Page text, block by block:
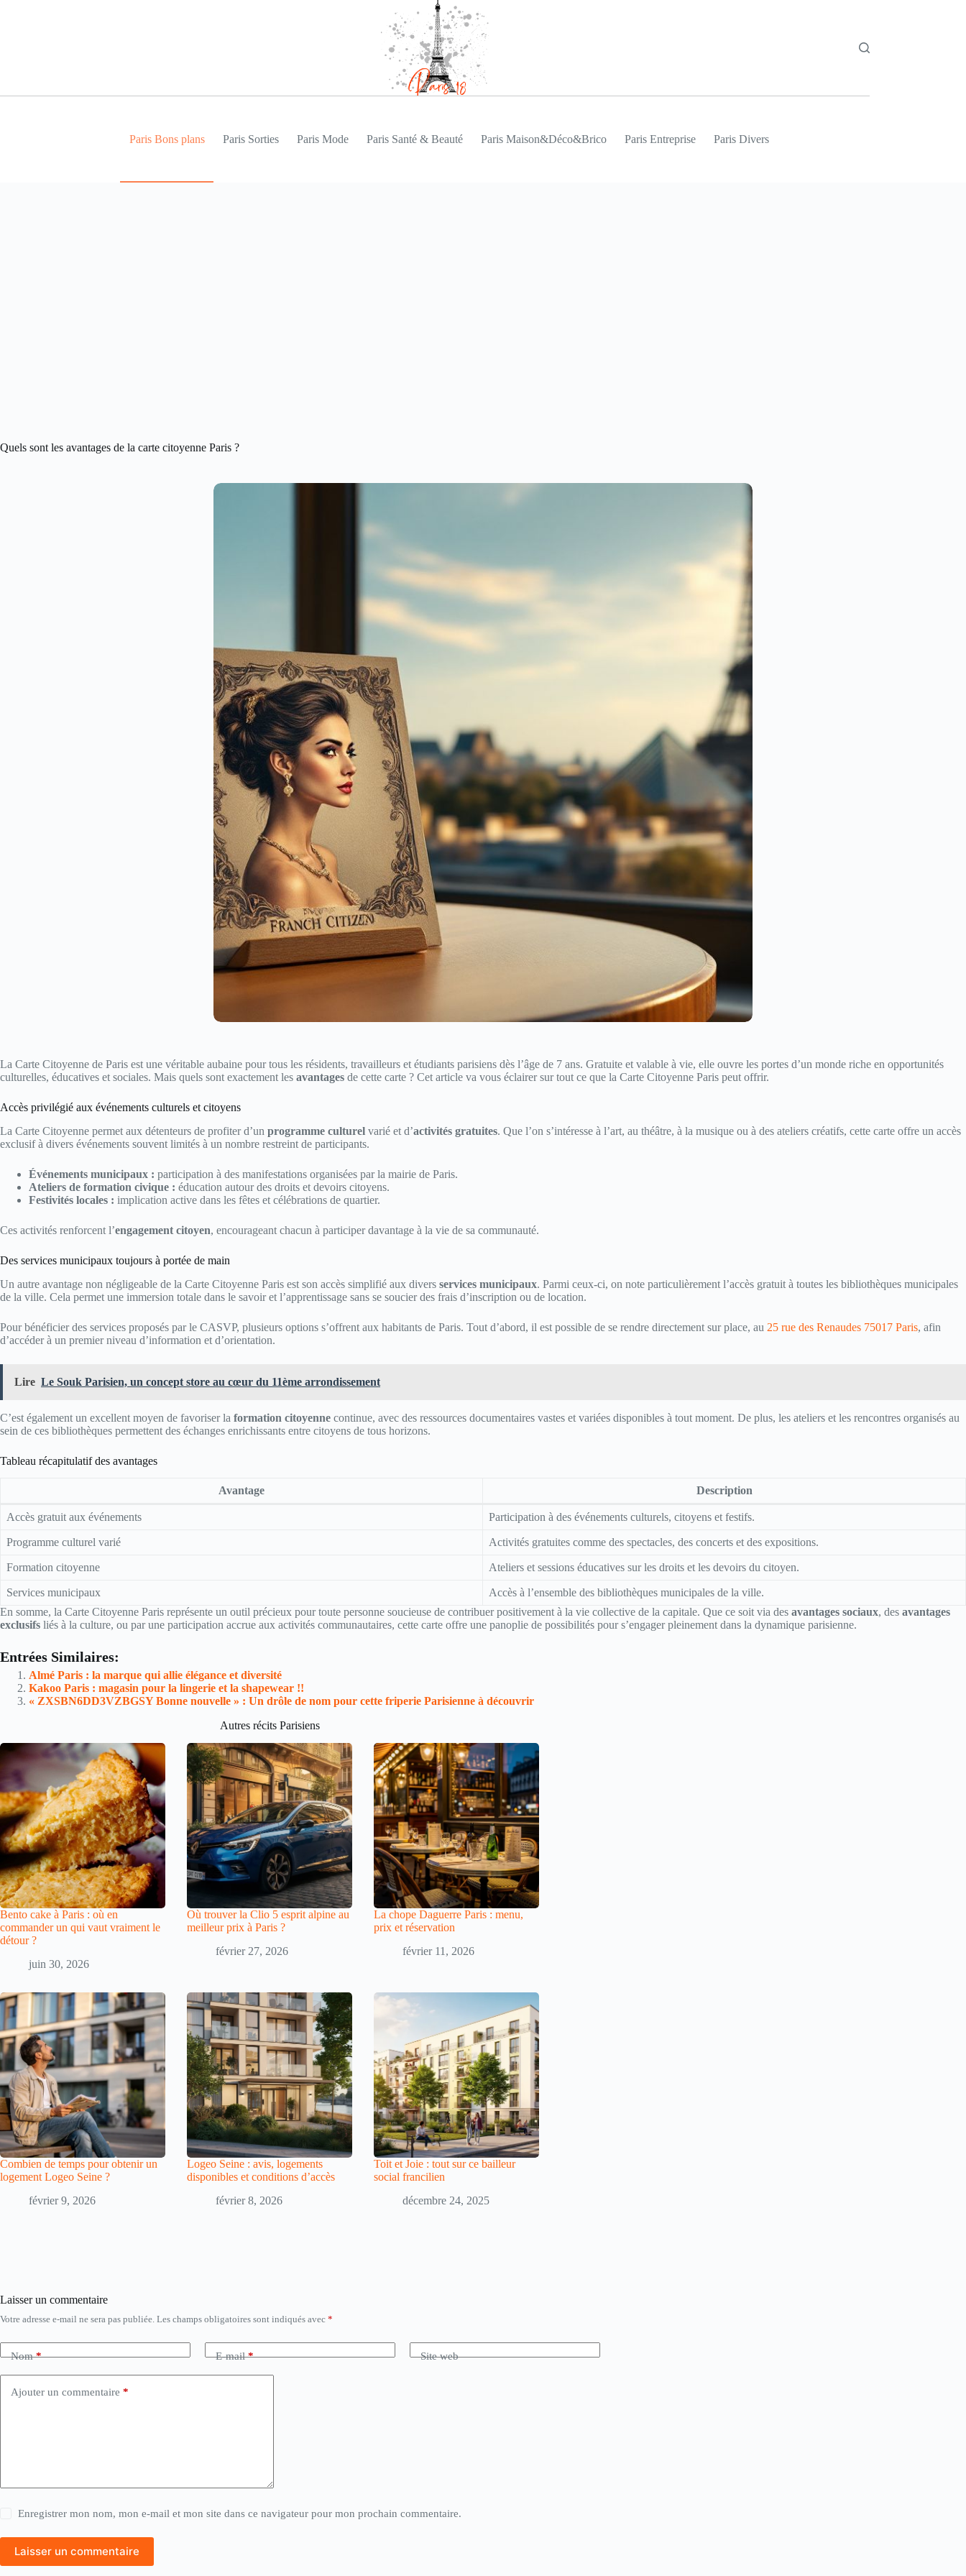
Paris Bons plans Paris Sorties Paris Mode Paris Santé & Beauté Paris Maison&Déco&Brico Paris Entreprise Paris Divers
Quels sont les avantages de la carte citoyenne Paris ?
La Carte Citoyenne de Paris est une véritable aubaine pour tous les résidents, travailleurs et étudiants parisiens dès l’âge de 7 ans. Gratuite et valable à vie, elle ouvre les portes d’un monde riche en opportunités
culturelles, éducatives et sociales. Mais quels sont exactement les avantages de cette carte ? Cet article va vous éclairer sur tout ce que la Carte Citoyenne Paris peut offrir.
Accès privilégié aux événements culturels et citoyens
La Carte Citoyenne permet aux détenteurs de profiter d’un programme culturel varié et d’activités gratuites. Que l’on s’intéresse à l’art, au théâtre, à la musique ou à des ateliers créatifs, cette carte offre un accès
exclusif à divers événements souvent limités à un nombre restreint de participants.
Événements municipaux : participation à des manifestations organisées par la mairie de Paris.
Ateliers de formation civique : éducation autour des droits et devoirs citoyens.
Festivités locales : implication active dans les fêtes et célébrations de quartier.
Ces activités renforcent l’engagement citoyen, encourageant chacun à participer davantage à la vie de sa communauté.
Des services municipaux toujours à portée de main
Un autre avantage non négligeable de la Carte Citoyenne Paris est son accès simplifié aux divers services municipaux. Parmi ceux-ci, on note particulièrement l’accès gratuit à toutes les bibliothèques municipales
de la ville. Cela permet une immersion totale dans le savoir et l’apprentissage sans se soucier des frais d’inscription ou de location.
Pour bénéficier des services proposés par le CASVP, plusieurs options s’offrent aux habitants de Paris. Tout d’abord, il est possible de se rendre directement sur place, au 25 rue des Renaudes 75017 Paris, afin
d’accéder à un premier niveau d’information et d’orientation.
Lire Le Souk Parisien, un concept store au cœur du 11ème arrondissement
C’est également un excellent moyen de favoriser la formation citoyenne continue, avec des ressources documentaires vastes et variées disponibles à tout moment. De plus, les ateliers et les rencontres organisés au
sein de ces bibliothèques permettent des échanges enrichissants entre citoyens de tous horizons.
Tableau récapitulatif des avantages
Avantage Description
Accès gratuit aux événements Participation à des événements culturels, citoyens et festifs.
Programme culturel varié Activités gratuites comme des spectacles, des concerts et des expositions.
Formation citoyenne Ateliers et sessions éducatives sur les droits et les devoirs du citoyen.
Services municipaux
Accès à l’ensemble des bibliothèques municipales de la ville.
En somme, la Carte Citoyenne Paris représente un outil précieux pour toute personne soucieuse de contribuer positivement à la vie collective de la capitale. Que ce soit via des avantages sociaux, des avantages
exclusifs liés à la culture, ou par une participation accrue aux activités communautaires, cette carte offre une panoplie de possibilités pour s’engager pleinement dans la dynamique parisienne.
Entrées Similaires:
Almé Paris : la marque qui allie élégance et diversité
Kakoo Paris : magasin pour la lingerie et la shapewear !!
« ZXSBN6DD3VZBGSY Bonne nouvelle » : Un drôle de nom pour cette friperie Parisienne à découvrir
Autres récits Parisiens
Bento cake à Paris : où en
commander un qui vaut vraiment le
détour ?
juin 30, 2026
Où trouver la Clio 5 esprit alpine au
meilleur prix à Paris ?
février 27, 2026
La chope Daguerre Paris : menu,
prix et réservation
février 11, 2026
Combien de temps pour obtenir un
logement Logeo Seine ?
février 9, 2026
Logeo Seine : avis, logements
disponibles et conditions d’accès
février 8, 2026
Toit et Joie : tout sur ce bailleur
social francilien
décembre 24, 2025
Laisser un commentaire
Votre adresse e-mail ne sera pas publiée. Les champs obligatoires sont indiqués avec *
Nom* E-mail* Site web
Ajouter un commentaire *
Enregistrer mon nom, mon e-mail et mon site dans ce navigateur pour mon prochain commentaire.
Laisser un commentaire